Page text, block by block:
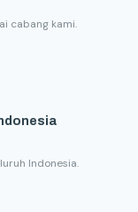
cabang kami.
Indonesia.